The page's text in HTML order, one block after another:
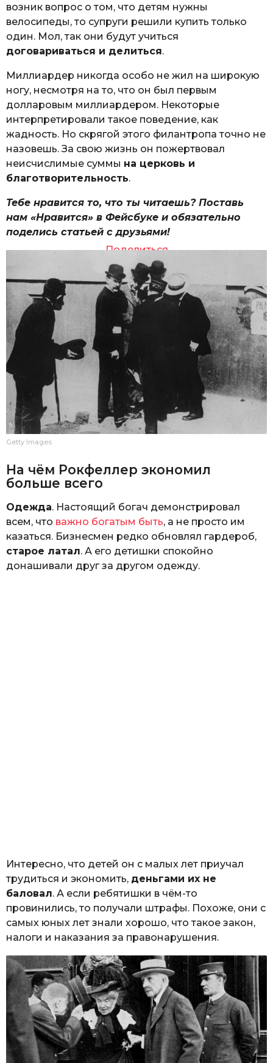
возник вопрос о том, что детям нужны
велосипеды, то супруги решили купить только
один. Мол, так они будут учиться
договариваться и делиться.
Миллиардер никогда особо не жил на широкую
ногу, несмотря на то, что он был первым
долларовым миллиардером. Некоторые
интерпретировали такое поведение, как
жадность. Но скрягой этого филантропа точно не
назовешь. За свою жизнь он пожертвовал
неисчислимые суммы на церковь и
благотворительность.
Тебе нравится то, что ты читаешь? Поставь
нам «Нравится» в Фейсбуке и обязательно
поделись статьей с друзьями!
Поделиться
Getty Images
На чём Рокфеллер экономил
больше всего
Одежда. Настоящий богач демонстрировал
всем, что важно богатым быть, а не просто им
казаться. Бизнесмен редко обновлял гардероб,
старое латал. А его детишки спокойно
донашивали друг за другом одежду.
Интересно, что детей он с малых лет приучал
трудиться и экономить, деньгами их не
баловал. А если ребятишки в чём-то
провинились, то получали штрафы. Похоже, они с
самых юных лет знали хорошо, что такое закон,
налоги и наказания за правонарушения.